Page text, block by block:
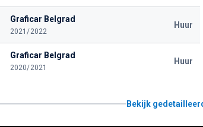
Graficar Belgrad
2021/2022
Huur
Graficar Belgrad
2020/2021
Huur
Bekijk